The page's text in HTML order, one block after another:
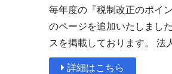
毎年度の『税制改正のポイ
のページを追加いたしまし
スを掲載しております。
詳細はこちら